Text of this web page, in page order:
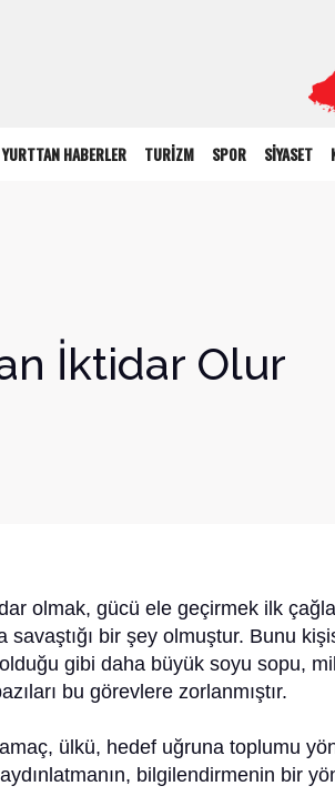
YURTTAN HABERLER TURİZM SPOR SİYASET
İktidar Olur
olmak, gücü ele geçirmek ilk
savaştığı bir şey olmuştur. Bunu
gibi daha büyük soyu sopu,
bu görevlere zorlanmıştır.
ülkü, hedef uğruna toplumu
bilgilendirmenin bir
Yap!